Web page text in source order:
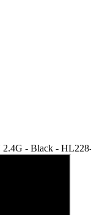
2.4G - Black -